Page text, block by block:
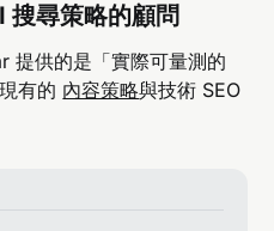
搜尋策略的顧問
提供的是「實際可量測的
有的 內容策略與技術 SEO